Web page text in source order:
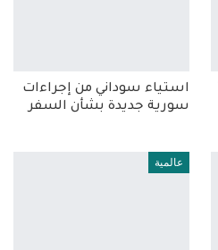
استياء سوداني من إجراءات
سورية جديدة بشأن السفر
عالمية